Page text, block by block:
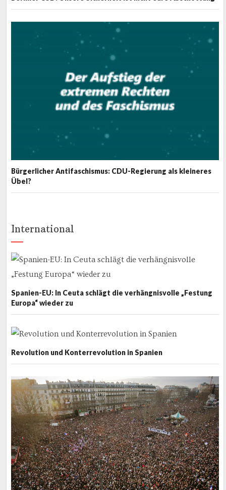
Bürgerlicher Antifaschismus: CDU-Regierung als kleineres
Übel?
International
Spanien-EU: In Ceuta schlägt die verhängnisvolle „Festung
Europa“ wieder zu
Revolution und Konterrevolution in Spanien